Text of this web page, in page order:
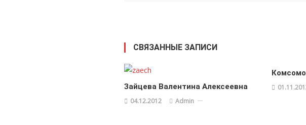
СВЯЗАННЫЕ ЗАПИСИ
Зайцева Валентина Алексеевна
04.12.2012 Admin